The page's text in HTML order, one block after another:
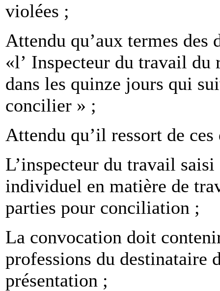
violées ;
Attendu qu’aux termes
«l’ Inspecteur du travail du
dans les quinze jours qui
concilier » ;
Attendu qu’il ressort de
L’inspecteur du travail
individuel en matière de
parties pour conciliation ;
La convocation doit
professions du destinataire
présentation ;